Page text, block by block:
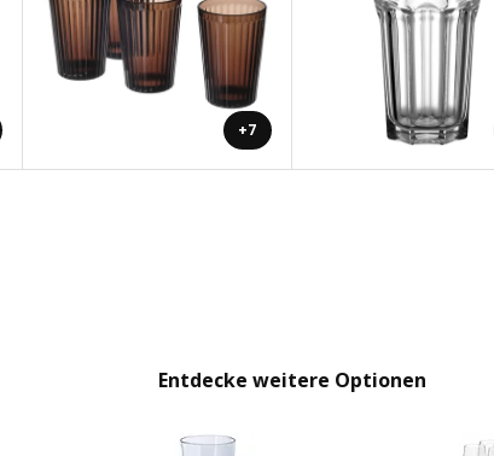
+7
Entdecke weitere Optionen